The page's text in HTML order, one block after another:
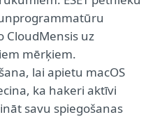
CloudMensis uz
mērķiem.
lai apietu macOS
ka hakeri aktīvi
savu spiegošanas